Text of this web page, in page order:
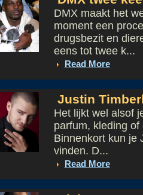
DMX maakt het
moment een
drugsbezit en
eens tot twee k...
Read More
Justin
Het lijkt wel alsof
parfum, kleding
Binnenkort kun je
vinden. D...
Read More